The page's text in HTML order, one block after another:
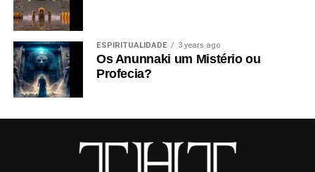
ESPIRITUALIDADE 3 years ago
Os Anunnaki um Mistério ou
Profecia?